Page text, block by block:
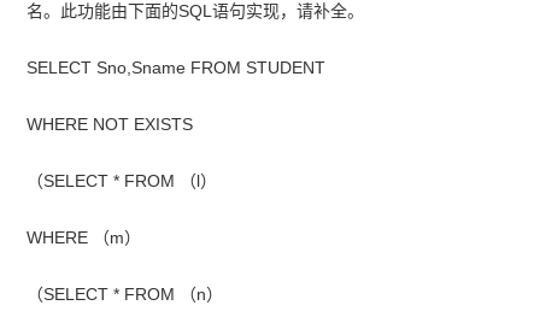
名。此功能由下面的SQL语句实现，请补全。
SELECT Sno,Sname FROM STUDENT
WHERE NOT EXISTS
（SELECT * FROM （l）
WHERE （m）
（SELECT * FROM （n）